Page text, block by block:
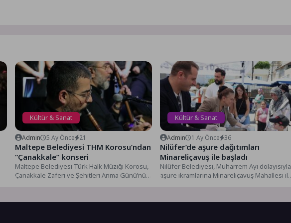
Kültür & Sanat
Admin 5 Ay Önce 21
Maltepe Belediyesi THM Korosu’ndan
“Çanakkale” konseri
Maltepe Belediyesi Türk Halk Müziği Korosu,
Çanakkale Zaferi ve Şehitleri Anma Günü’nün
Kültür & Sanat
Admin 1 Ay Önce 36
Nilüfer’de aşure dağıtımları
Minareliçavuş ile başladı
Nilüfer Belediyesi, Muharrem Ayı dolayısıyla
aşure ikramlarına Minareliçavuş Mahallesi